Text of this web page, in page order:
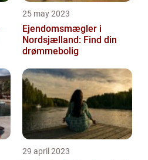
25 may 2023
Ejendomsmægler i
Nordsjælland: Find din
drømmebolig
29 april 2023